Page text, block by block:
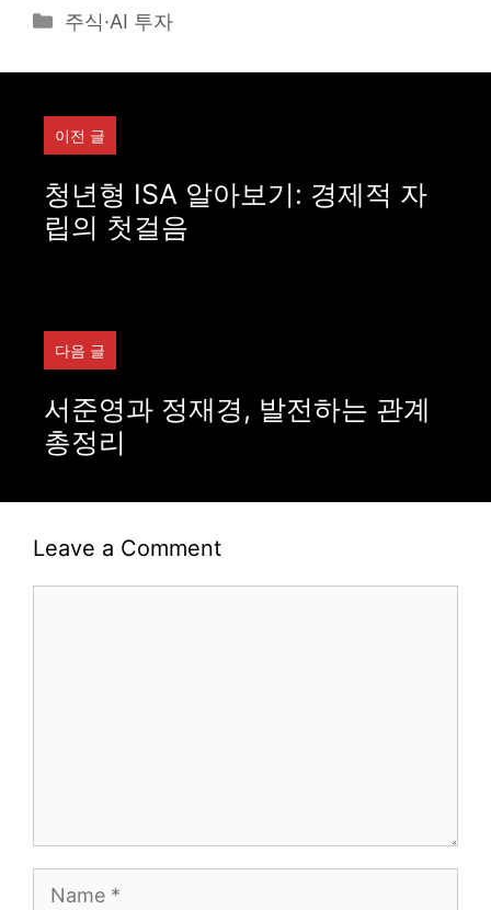
Categories
주식·AI 투자
이전 글
청년형 ISA 알아보기: 경제적 자
립의 첫걸음
다음 글
서준영과 정재경, 발전하는 관계
총정리
Leave a Comment
Name